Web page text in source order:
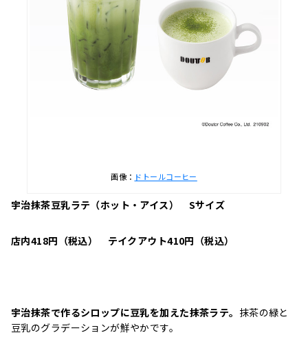
画像： ドトールコーヒー
宇治抹茶豆乳ラテ（ホット・アイス） Sサイズ
店内418円（税込） テイクアウト410円（税込）
宇治抹茶で作るシロップに豆乳を加えた抹茶ラテ。 抹茶の緑と
豆乳のグラデーションが鮮やかです。